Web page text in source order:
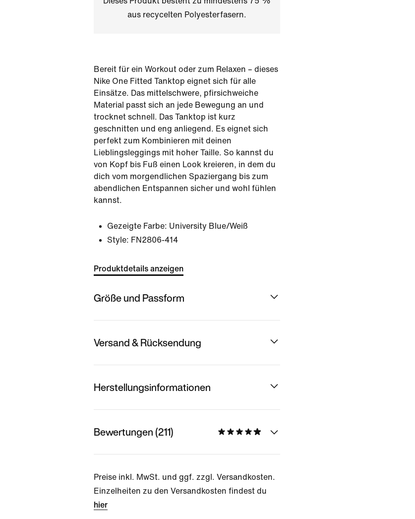
aus recycelten Polyesterfasern.
Bereit für ein Workout oder zum Relaxen – dieses
Nike One Fitted Tanktop eignet sich für alle
Einsätze. Das mittelschwere, pfirsichweiche
Material passt sich an jede Bewegung an und
trocknet schnell. Das Tanktop ist kurz
geschnitten und eng anliegend. Es eignet sich
perfekt zum Kombinieren mit deinen
Lieblingsleggings mit hoher Taille. So kannst du
von Kopf bis Fuß einen Look kreieren, in dem du
dich vom morgendlichen Spaziergang bis zum
abendlichen Entspannen sicher und wohl fühlen
kannst.
Gezeigte Farbe: University Blue/Weiß
Style: FN2806-414
Produktdetails anzeigen
Größe und Passform
Versand & Rücksendung
Herstellungsinformationen
Bewertungen (211)
Preise inkl. MwSt. und ggf. zzgl. Versandkosten.
Einzelheiten zu den Versandkosten findest du
hier